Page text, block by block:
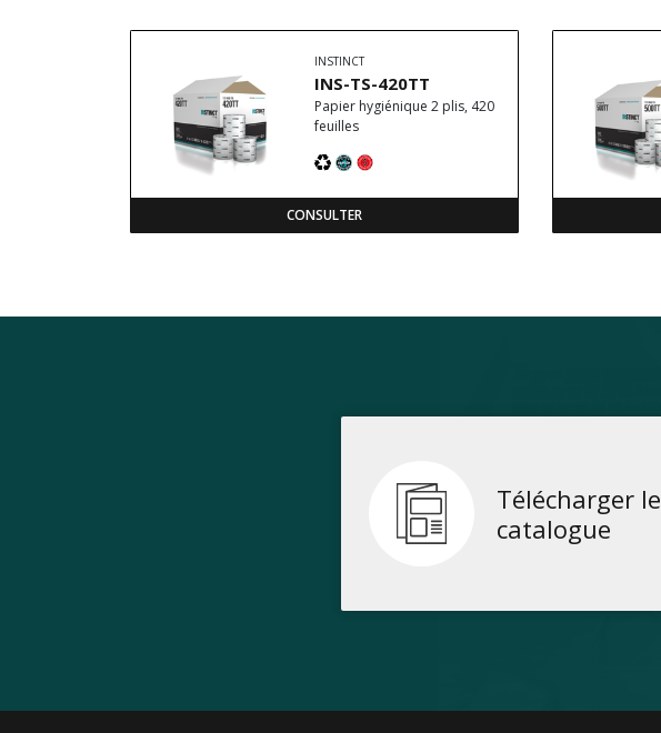
INSTINCT
INS-TS-420TT
Papier hygiénique 2 plis, 420
feuilles
CONSULTER
Télécharger le
catalogue